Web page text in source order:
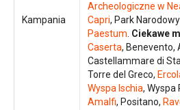
Kampania
Archeologiczne w
Capri, Park
Paestum. Ciekawe
Caserta, Benevento,
Castellammare di
Torre del Greco,
Wyspa Ischia, Wyspa
Amalfi, Positano,